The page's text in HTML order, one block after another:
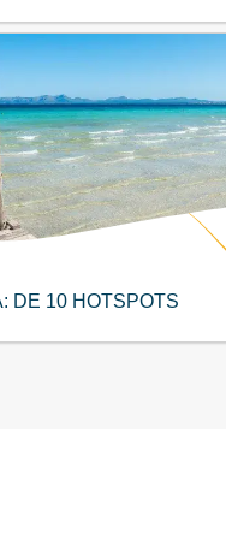
DE 10 HOTSPOTS